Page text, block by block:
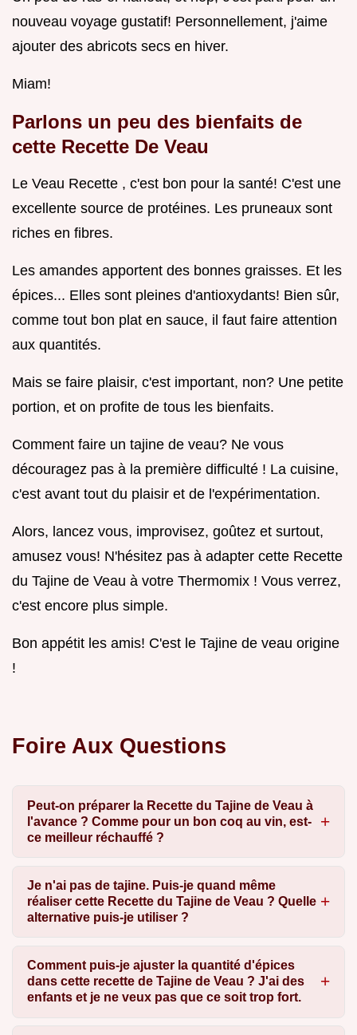
nouveau voyage gustatif! Personnellement, j'aime
ajouter des abricots secs en hiver.
Miam!
Parlons un peu des bienfaits de
cette Recette De Veau
Le Veau Recette , c'est bon pour la santé! C'est une
excellente source de protéines. Les pruneaux sont
riches en fibres.
Les amandes apportent des bonnes graisses. Et les
épices... Elles sont pleines d'antioxydants! Bien sûr,
comme tout bon plat en sauce, il faut faire attention
aux quantités.
Mais se faire plaisir, c'est important, non? Une petite
portion, et on profite de tous les bienfaits.
Comment faire un tajine de veau? Ne vous
découragez pas à la première difficulté ! La cuisine,
c'est avant tout du plaisir et de l'expérimentation.
Alors, lancez vous, improvisez, goûtez et surtout,
amusez vous! N'hésitez pas à adapter cette Recette
du Tajine de Veau à votre Thermomix ! Vous verrez,
c'est encore plus simple.
Bon appétit les amis! C'est le Tajine de veau origine
!
Foire Aux Questions
Peut-on préparer la Recette du Tajine de Veau à
l'avance ? Comme pour un bon coq au vin, est-
ce meilleur réchauffé ?
Je n'ai pas de tajine. Puis-je quand même
réaliser cette Recette du Tajine de Veau ? Quelle
alternative puis-je utiliser ?
Comment puis-je ajuster la quantité d'épices
dans cette recette de Tajine de Veau ? J'ai des
enfants et je ne veux pas que ce soit trop fort.